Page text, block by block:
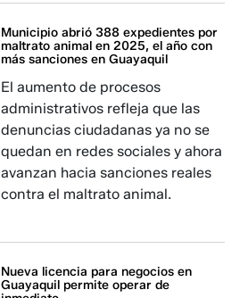
Municipio abrió 388 expedientes por
maltrato animal en 2025, el año con
más sanciones en Guayaquil
El aumento de procesos
administrativos refleja que las
denuncias ciudadanas ya no se
quedan en redes sociales y ahora
avanzan hacia sanciones reales
contra el maltrato animal.
Nueva licencia para negocios en
Guayaquil permite operar de